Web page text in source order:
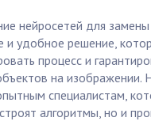
нейросетей для
и удобное решение,
процесс и
на изображении.
специалистам,
алгоритмы, но и